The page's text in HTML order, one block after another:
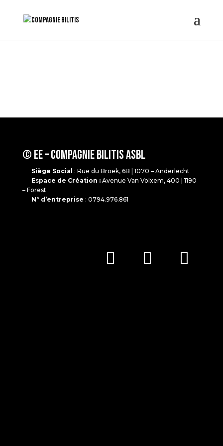
© EE – Compagnie Bilitis Asbl
Siège Social : Rue du Broek, 6B | 1070 – Anderlecht
Espace de Création :Avenue Van Volxem, 400 | 1190
– Forest
N° d’entreprise : 0794.976.861